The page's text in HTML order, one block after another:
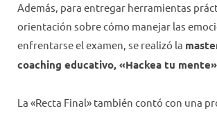
Además, para entregar herramientas
orientación sobre cómo manejar las
enfrentarse el examen, se realizó la
coaching educativo, «Hackea tu mente»
La «Recta Final» también contó con una